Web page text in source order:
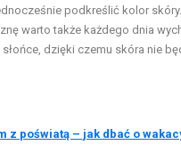
podkreślić kolor
warto także każdego dnia
dzięki czemu skóra nie
z poświatą – jak dbać o